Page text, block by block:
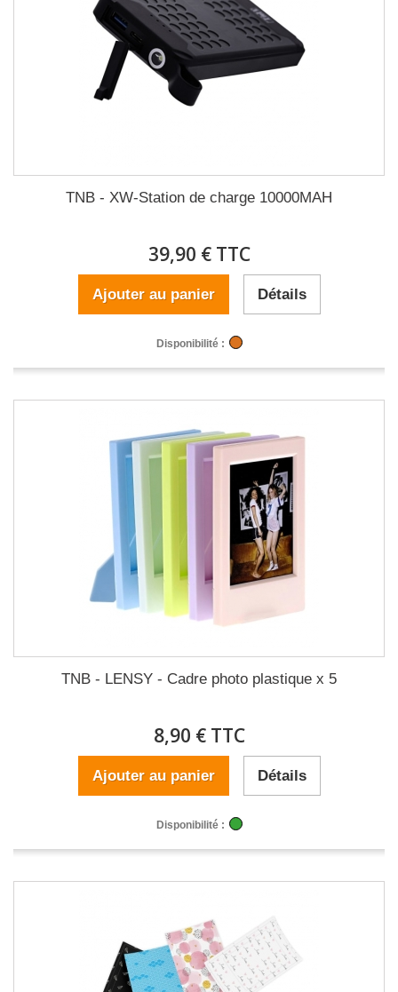
TNB - XW-Station de charge 10000MAH
39,90 € TTC
Ajouter au panier Détails
Disponibilité :
TNB - LENSY - Cadre photo plastique x 5
8,90 € TTC
Ajouter au panier Détails
Disponibilité :